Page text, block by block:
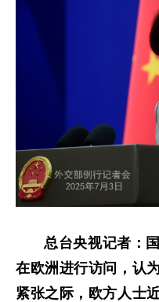
总台央视记者：
在欧洲进行访问，认
紧张之际，欧方人士